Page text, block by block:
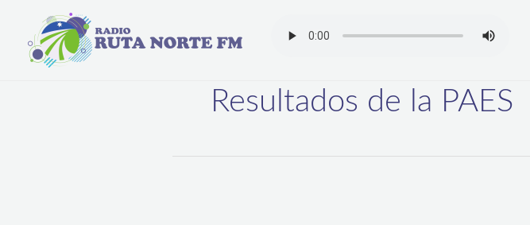
contenido
Resultados de la PAES